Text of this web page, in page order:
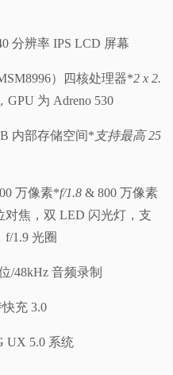
分辨率 IPS LCD 屏幕
）四核处理器*2 x 2.
GPU 为 Adreno 530
内部存储空间* 支持最高 25
万像素*f/1.8 & 800 万像素
对焦，双 LED 闪光灯，支
f/1.9 光圈
/48kHz 音频录制
充 3.0
UX 5.0 系统